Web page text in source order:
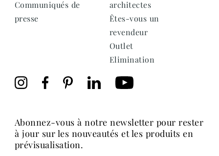
Communiqués de
presse
architectes
Êtes-vous un
revendeur
Outlet
Elimination
abonnez-vous à notre newsletter pour rester
à jour sur les nouveautés et les produits en
prévisualisation.